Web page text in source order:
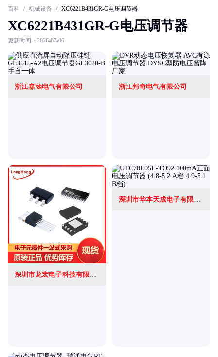
百科 / 机械设备 / XC6221B431GR-G电压调节器
XC6221B431GR-G电压调节器
更新时间：2026-07-06
浙江嘉涵电气有限公司 浙江邦奇电气有限公司